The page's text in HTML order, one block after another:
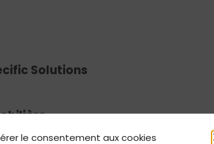
le consentement aux cookies
Solutions